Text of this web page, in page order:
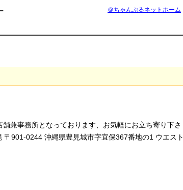
＠ちゃんぷるネットホーム
兼事務所となっております、お気軽にお立ち寄り下さ
901-0244 沖縄県豊見城市字宜保367番地の1 ウエスト